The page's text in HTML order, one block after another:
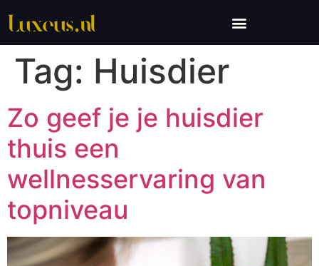
Tag: Huisdier
Zo geef je je huisdier
thuis een
wellnesservaring van
topniveau